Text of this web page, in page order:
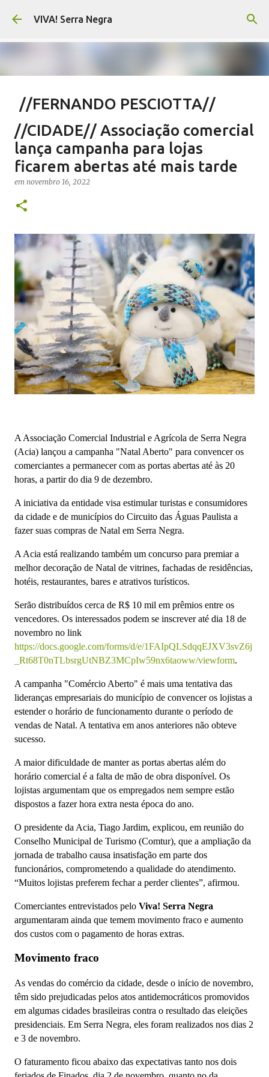
Pular para o conteúdo principal
VIVA! Serra Negra
//FERNANDO PESCIOTTA//
Encurtando caminho
em agosto 06, 2026 FERNANDO PESCIOTTA
NOTÍCIAS SERRA NEGRA VIVA! SERRA NEGRA
0
//CIDADE// Associação comercial
lança campanha para lojas
ficarem abertas até mais tarde
em novembro 16, 2022
A Associação Comercial Industrial e Agrícola de Serra Negra
(Acia) lançou a campanha "Natal Aberto" para convencer os
comerciantes a permanecer com as portas abertas até às 20
horas, a partir do dia 9 de dezembro.
A iniciativa da entidade visa estimular turistas e consumidores
da cidade e de municípios do Circuito das Águas Paulista a
fazer suas compras de Natal em Serra Negra.
A Acia está realizando também um concurso para premiar a
melhor decoração de Natal de vitrines, fachadas de residências,
hotéis, restaurantes, bares e atrativos turísticos.
Serão distribuídos cerca de R$ 10 mil em prêmios entre os
vencedores. Os interessados podem se inscrever até dia 18 de
novembro no link
https://docs.google.com/forms/d/e/1FAIpQLSdqqEJXV3svZ6j
_Rt68T0nTLbsrgUtNBZ3MCpIw59nx6taoww/viewform.
A campanha "Comércio Aberto" é mais uma tentativa das
lideranças empresariais do município de convencer os lojistas a
estender o horário de funcionamento durante o período de
vendas de Natal. A tentativa em anos anteriores não obteve
sucesso.
A maior dificuldade de manter as portas abertas além do
horário comercial é a falta de mão de obra disponível. Os
lojistas argumentam que os empregados nem sempre estão
dispostos a fazer hora extra nesta época do ano.
O presidente da Acia, Tiago Jardim, explicou, em reunião do
Conselho Municipal de Turismo (Comtur), que a ampliação da
jornada de trabalho causa insatisfação em parte dos
funcionários, comprometendo a qualidade do atendimento.
“Muitos lojistas preferem fechar a perder clientes”, afirmou.
Comerciantes entrevistados pelo Viva! Serra Negra
argumentaram ainda que temem movimento fraco e aumento
dos custos com o pagamento de horas extras.
Movimento fraco
As vendas do comércio da cidade, desde o início de novembro,
têm sido prejudicadas pelos atos antidemocráticos promovidos
em algumas cidades brasileiras contra o resultado das eleições
presidenciais. Em Serra Negra, eles foram realizados nos dias 2
e 3 de novembro.
O faturamento ficou abaixo das expectativas tanto nos dois